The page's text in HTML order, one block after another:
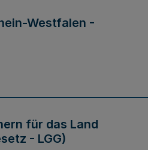
Westfalen -
für das Land
- LGG)